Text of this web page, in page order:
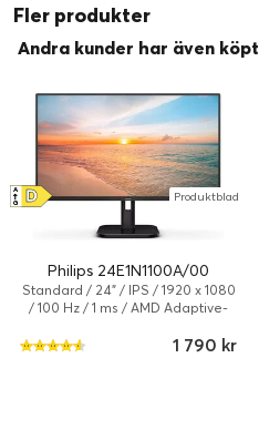
Fler produkter
Andra kunder har även köpt
Philips 24E1N1100A/00
Standard / 24" / IPS / 1920 x 1080
/ 100 Hz / 1 ms / AMD Adaptive-
D
A
↑
G Produktblad
1 790 kr